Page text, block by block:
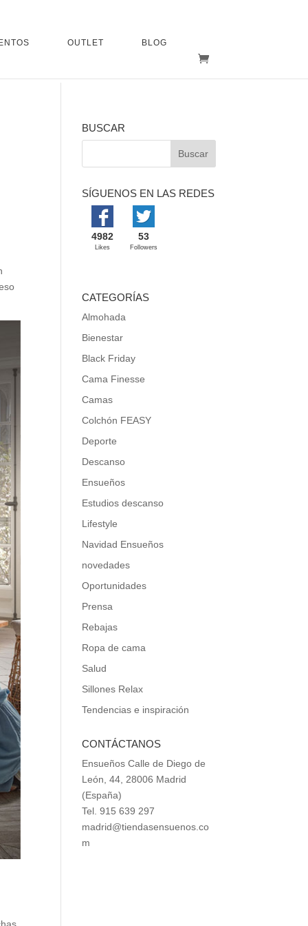
OUTLET BLOG
BUSCAR
SÍGUENOS EN LAS REDES
4982
Likes
53
Followers
CATEGORÍAS
Almohada
Bienestar
Black Friday
Cama Finesse
Camas
Colchón FEASY
Deporte
Descanso
Ensueños
Estudios descanso
Lifestyle
Navidad Ensueños
novedades
Oportunidades
Prensa
Rebajas
Ropa de cama
Salud
Sillones Relax
Tendencias e inspiración
CONTÁCTANOS
Ensueños Calle de Diego de
León, 44, 28006 Madrid
(España)
Tel. 915 639 297
madrid@tiendasensuenos.co
m